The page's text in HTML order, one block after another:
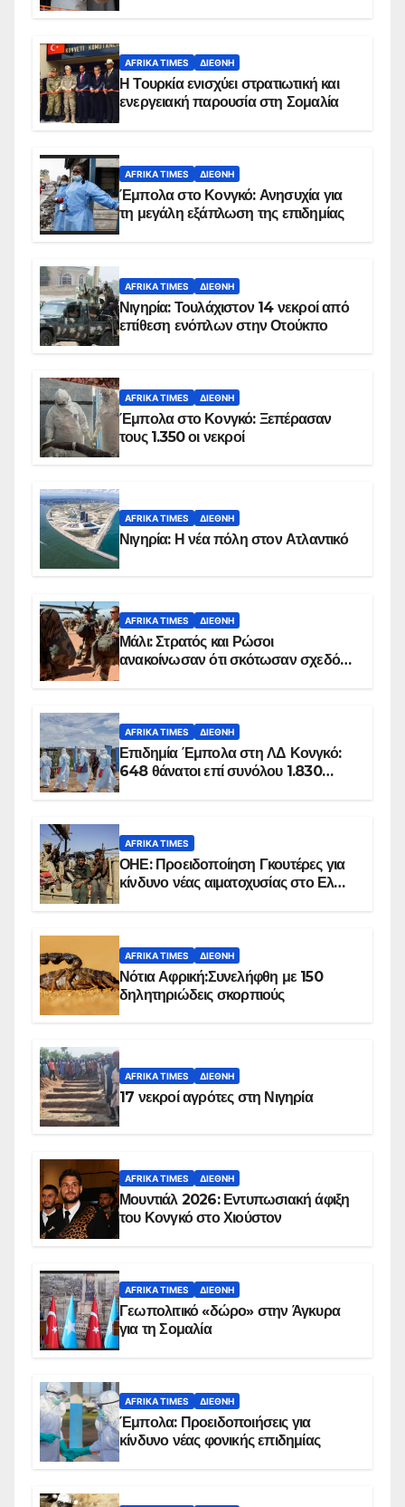
AFRIKA TIMES ΔΙΕΘΝΉ
Η Τουρκία ενισχύει στρατιωτική και
ενεργειακή παρουσία στη Σομαλία
AFRIKA TIMES ΔΙΕΘΝΉ
Έμπολα στο Κονγκό: Ανησυχία για
τη μεγάλη εξάπλωση της επιδημίας
AFRIKA TIMES ΔΙΕΘΝΉ
Νιγηρία: Τουλάχιστον 14 νεκροί από
επίθεση ενόπλων στην Οτούκπο
AFRIKA TIMES ΔΙΕΘΝΉ
Έμπολα στο Κονγκό: Ξεπέρασαν
τους 1.350 οι νεκροί
AFRIKA TIMES ΔΙΕΘΝΉ
Νιγηρία: Η νέα πόλη στον Ατλαντικό
AFRIKA TIMES ΔΙΕΘΝΉ
Μάλι: Στρατός και Ρώσοι
ανακοίνωσαν ότι σκότωσαν σχεδόν
AFRIKA TIMES ΔΙΕΘΝΉ
Επιδημία Έμπολα στη ΛΔ Κονγκό:
648 θάνατοι επί συνόλου 1.830
AFRIKA TIMES
ΟΗΕ: Προειδοποίηση Γκουτέρες για
κίνδυνο νέας αιματοχυσίας στο Ελ
AFRIKA TIMES ΔΙΕΘΝΉ
Νότια Αφρική:Συνελήφθη με 150
δηλητηριώδεις σκορπιούς
AFRIKA TIMES ΔΙΕΘΝΉ
17 νεκροί αγρότες στη Νιγηρία
AFRIKA TIMES ΔΙΕΘΝΉ
Μουντιάλ 2026: Εντυπωσιακή άφιξη
του Κονγκό στο Χιούστον
AFRIKA TIMES ΔΙΕΘΝΉ
Γεωπολιτικό «δώρο» στην Άγκυρα
για τη Σομαλία
AFRIKA TIMES ΔΙΕΘΝΉ
Έμπολα: Προειδοποιήσεις για
κίνδυνο νέας φονικής επιδημίας